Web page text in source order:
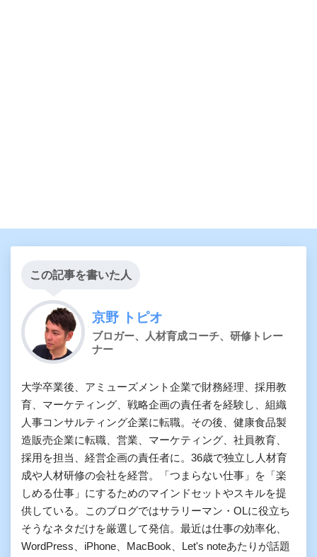
この記事を書いた人
京野 トピオ
ブロガー、人材育成コーチ、研修トレー
ナー
大学卒業後、アミューズメント企業で財務経理、採用教
育、マーケティング、戦略企画の責任者を経験し、組織
人事コンサルティング企業に転職。その後、健康食品製
造販売企業に転職、営業、マーケティング、社員教育、
採用を担当、経営企画の責任者に。36歳で独立し人材育
成や人材研修の会社を経営。「つまらない仕事」を「楽
しめる仕事」にするためのマインドセットやスキルを提
供している。このブログではサラリーマン・OLに役立ち
そうなネタだけを厳選して発信。最近は仕事の効率化、
WordPress、iPhone、MacBook、Let's noteあたりが話題